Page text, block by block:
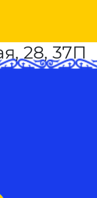
28, 37П